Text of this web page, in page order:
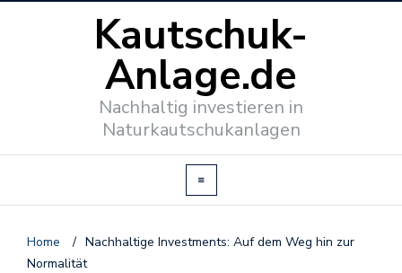
Kautschuk-
Anlage.de
Nachhaltig investieren in
Naturkautschukanlagen
Home / Nachhaltige Investments: Auf dem Weg hin zur
Normalität